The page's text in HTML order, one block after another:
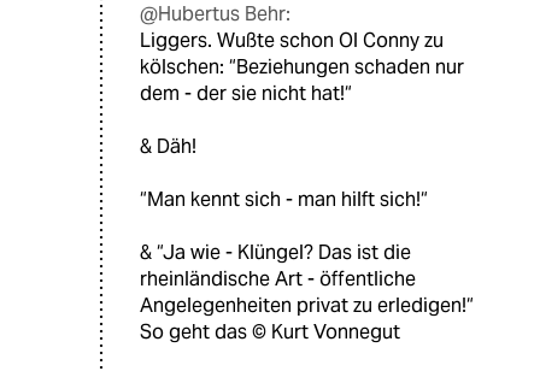
@Hubertus Behr:
Liggers. Wußte schon Ol Conny zu
kölschen: “Beziehungen schaden nur
dem - der sie nicht hat!“
& Däh!
“Man kennt sich - man hilft sich!“
& “Ja wie - Klüngel? Das ist die
rheinländische Art - öffentliche
Angelegenheiten privat zu erledigen!“
So geht das ©️ Kurt Vonnegut